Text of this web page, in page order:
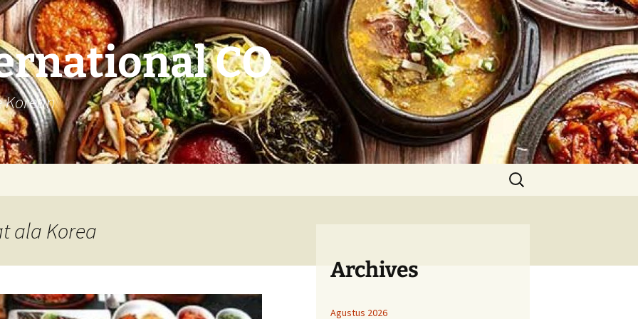
CO
Korean
Cari
untuk:
ala Korea
Archives
Agustus 2026